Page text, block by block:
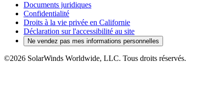
Documents juridiques
Confidentialité
Droits à la vie privée en Californie
Déclaration sur l'accessibilité au site
Ne vendez pas mes informations personnelles
©2026 SolarWinds Worldwide, LLC. Tous droits réservés.